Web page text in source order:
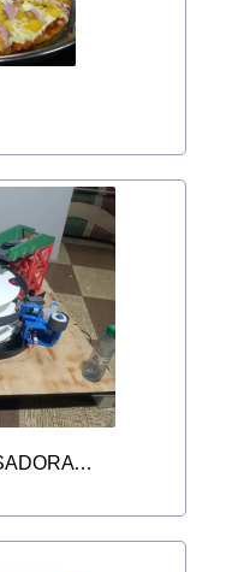
PROYECTO MÁQUINA ENVASADORA SEMIAUTOMÁTICA